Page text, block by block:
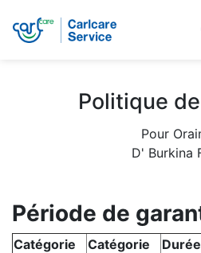
Politique
Pour
D' Burkina
Période de
Catégorie
Catégorie